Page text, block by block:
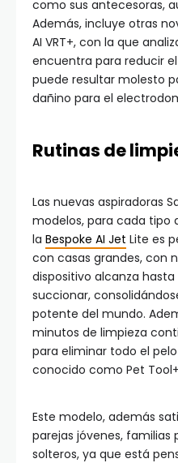
como sus antecesoras,
Además, incluye otras
AI VRT+, con la que
encuentra para reducir
puede resultar molesto
dañino para el
Rutinas de
Las nuevas aspiradoras
modelos, para cada tipo
la Bespoke AI Jet Lite es
con casas grandes, con
dispositivo alcanza
succionar,
potente del mundo.
minutos de limpieza
para eliminar todo el
conocido como Pet
Este modelo, además
parejas jóvenes, familias
solteros, ya que está